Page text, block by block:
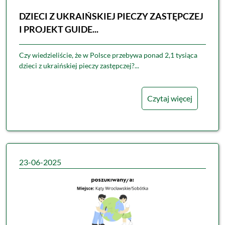
DZIECI Z UKRAIŃSKIEJ PIECZY ZASTĘPCZEJ
I PROJEKT GUIDE...
Czy wiedzieliście, że w Polsce przebywa ponad 2,1 tysiąca
dzieci z ukraińskiej pieczy zastępczej?...
Czytaj więcej
23-06-2025